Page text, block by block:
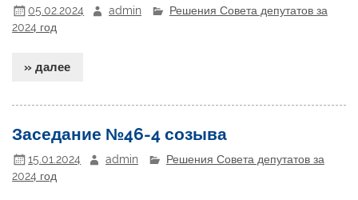
05.02.2024 admin
Решения Совета депутатов за
2024 год
» далее
Заседание №46-4 созыва
15.01.2024 admin
Решения Совета депутатов за
2024 год